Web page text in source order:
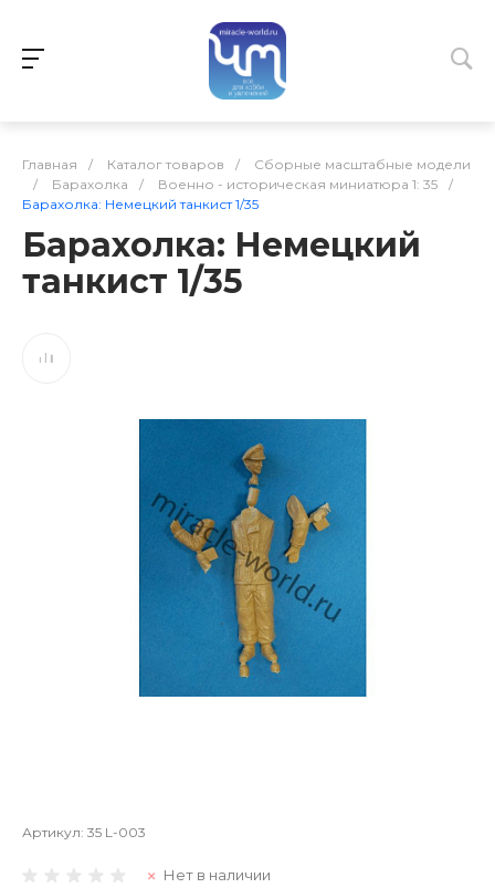
Главная / Каталог товаров /
Сборные масштабные модели
/
Барахолка / Военно - историческая миниатюра 1: 35
/
Барахолка: Немецкий танкист 1/35
Барахолка: Немецкий
танкист 1/35
Артикул: 35 L-003
Нет в наличии